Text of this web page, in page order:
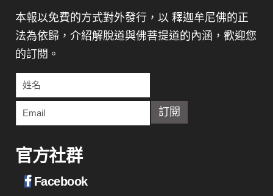
本報以免費的方式對外發行，以 釋迦牟尼佛的正
法為依歸，介紹解脫道與佛菩提道的內涵，歡迎您
的訂閱。
官方社群
Facebook